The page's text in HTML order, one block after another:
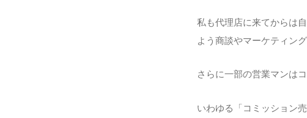
私も代理店に来てからは
よう商談やマーケティン
さらに一部の営業マンは
いわゆる「コミッション売